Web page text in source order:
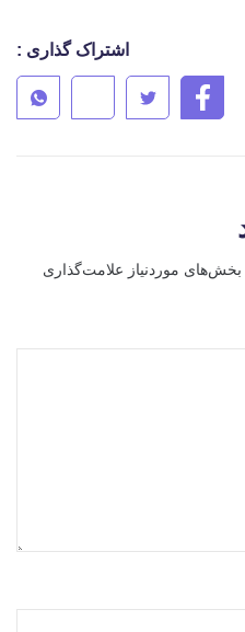
اشتراک گذاری :
بخش‌های موردنیاز علامت‌گذاری